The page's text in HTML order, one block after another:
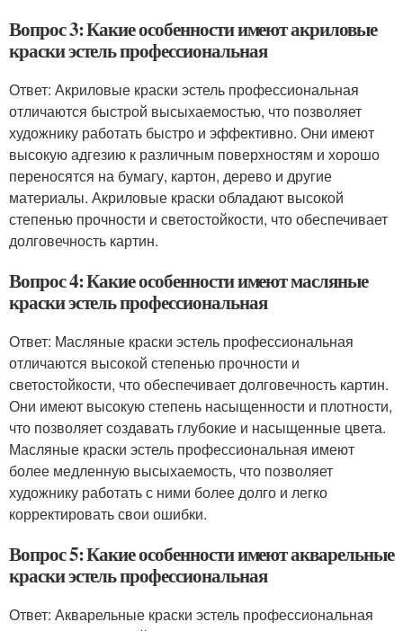
Вопрос 3: Какие особенности имеют акриловые
краски эстель профессиональная
Ответ: Акриловые краски эстель профессиональная
отличаются быстрой высыхаемостью, что позволяет
художнику работать быстро и эффективно. Они имеют
высокую адгезию к различным поверхностям и хорошо
переносятся на бумагу, картон, дерево и другие
материалы. Акриловые краски обладают высокой
степенью прочности и светостойкости, что обеспечивает
долговечность картин.
Вопрос 4: Какие особенности имеют масляные
краски эстель профессиональная
Ответ: Масляные краски эстель профессиональная
отличаются высокой степенью прочности и
светостойкости, что обеспечивает долговечность картин.
Они имеют высокую степень насыщенности и плотности,
что позволяет создавать глубокие и насыщенные цвета.
Масляные краски эстель профессиональная имеют
более медленную высыхаемость, что позволяет
художнику работать с ними более долго и легко
корректировать свои ошибки.
Вопрос 5: Какие особенности имеют акварельные
краски эстель профессиональная
Ответ: Акварельные краски эстель профессиональная